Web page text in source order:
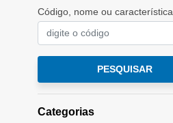
Código, nome ou característica
PESQUISAR
Categorias